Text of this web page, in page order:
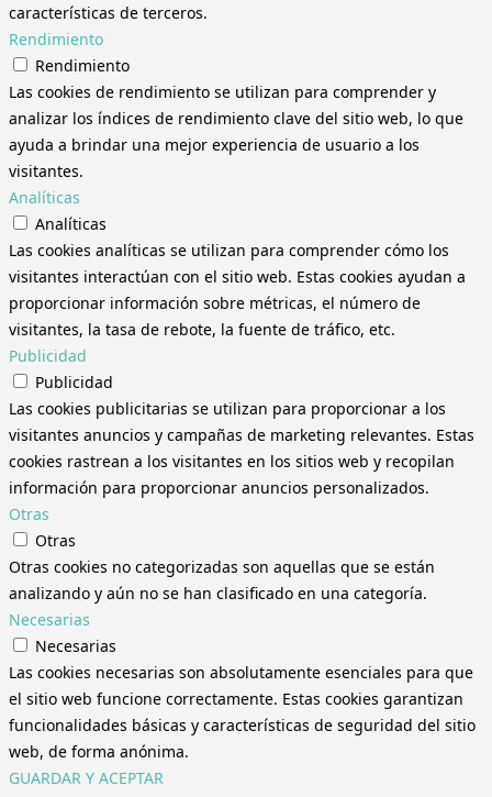
características de terceros.
Rendimiento
Rendimiento
Las cookies de rendimiento se utilizan para comprender y
analizar los índices de rendimiento clave del sitio web, lo que
ayuda a brindar una mejor experiencia de usuario a los
visitantes.
Analíticas
Analíticas
Las cookies analíticas se utilizan para comprender cómo los
visitantes interactúan con el sitio web. Estas cookies ayudan a
proporcionar información sobre métricas, el número de
visitantes, la tasa de rebote, la fuente de tráfico, etc.
Publicidad
Publicidad
Las cookies publicitarias se utilizan para proporcionar a los
visitantes anuncios y campañas de marketing relevantes. Estas
cookies rastrean a los visitantes en los sitios web y recopilan
información para proporcionar anuncios personalizados.
Otras
Otras
Otras cookies no categorizadas son aquellas que se están
analizando y aún no se han clasificado en una categoría.
Necesarias
Necesarias
Las cookies necesarias son absolutamente esenciales para que
el sitio web funcione correctamente. Estas cookies garantizan
funcionalidades básicas y características de seguridad del sitio
web, de forma anónima.
GUARDAR Y ACEPTAR